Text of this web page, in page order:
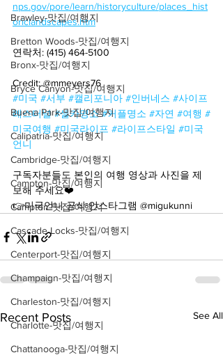
Brawley-맛집/여행지
Bretton Woods-맛집/여행지
Bronx-맛집/여행지
Bryce Canyon-맛집/여행지
Buena Park-맛집/여행지
Calipatria-맛집/여행지
Cambridge-맛집/여행지
Campton-맛집/여행지
Campton-맛집/여행지
Cascade Locks-맛집/여행지
Centerport-맛집/여행지
Champaign-맛집/여행지
Charleston-맛집/여행지
Charlotte-맛집/여행지
Chattanooga-맛집/여행지
nps.gov/pore/learn/historyculture/places_hist
oriclandscapes.htm
연락처: (415) 464-5100
Credit: @mmeyers76
#미국 #서부 #캘리포니아 #인버네스 #사이프
레스터널 #셀카명소 #커플명소 #자연 #여행 #
미국여행 #미국라이프 #라이프스타일 #미국
언니
구독자분들도 본인의 여행 영상과 사진을 제
보해 주세요❤️
👉미국언니 공식 인스타그램 @migukunni
Recent Posts See All